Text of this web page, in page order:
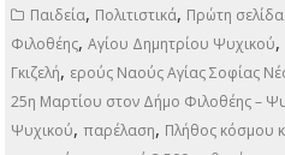
Παιδεία, Πολιτιστικά, Πρώτη σελίδα
Φιλοθέης,Αγίου Δημητρίου Ψυχικού,
Γκιζελή, ερούς Ναούς Αγίας Σοφίας
25η Μαρτίου στον Δήμο Φιλοθέης –
Ψυχικού,παρέλαση, Πλήθος κόσμου